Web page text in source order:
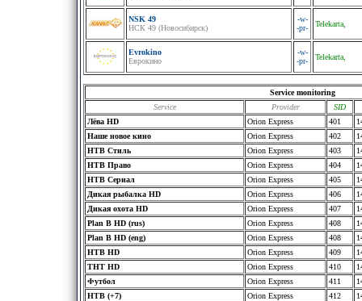
NSK 49
НСК 49 (Новосибирск)
-w-
-pr-
Telekarta,
Evrokino
Еврокино
-w-
-pr-
Telekarta,
Service monitoring
Service
Provider
SID
Лёва HD
Orion Express 401
Наше новое кино
Orion Express 402
НТВ Стиль
Orion Express 403
НТВ Право
Orion Express 404
НТВ Сериал
Orion Express 405
Дикая рыбалка HD
Orion Express 406
Дикая охота HD
Orion Express 407
Plan B HD (rus)
Orion Express 408
Plan B HD (eng)
Orion Express 408
НТВ HD
Orion Express 409
ТНТ HD
Orion Express 410
Футбол
Orion Express 411
НТВ (+7)
Orion Express 412